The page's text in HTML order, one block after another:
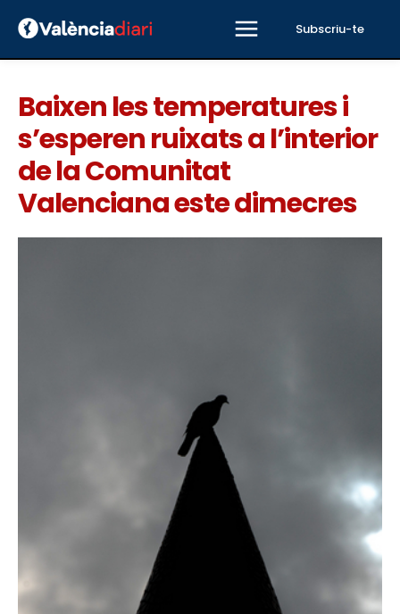
Subscriu-te
Baixen les temperatures i
s’esperen ruixats a l’interior
de la Comunitat
Valenciana este dimecres